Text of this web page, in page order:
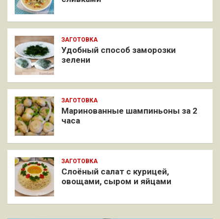
ЗАГОТОВКА
Удобный способ заморозки
зелени
ЗАГОТОВКА
Маринованные шампиньоны за 2
часа
ЗАГОТОВКА
Слоёный салат с курицей,
овощами, сыром и яйцами